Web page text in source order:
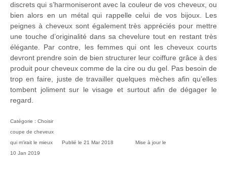
discrets qui s’harmoniseront avec la couleur de vos cheveux, ou
bien alors en un métal qui rappelle celui de vos bijoux. Les
peignes à cheveux sont également très appréciés pour mettre
une touche d’originalité dans sa chevelure tout en restant très
élégante. Par contre, les femmes qui ont les cheveux courts
devront prendre soin de bien structurer leur coiffure grâce à des
produit pour cheveux comme de la cire ou du gel. Pas besoin de
trop en faire, juste de travailler quelques mèches afin qu’elles
tombent joliment sur le visage et surtout afin de dégager le
regard.
Catégorie : Choisir
coupe de cheveux
qui m'irait le mieux
Publié le 21 Mar 2018
Mise à jour le
10 Jan 2019